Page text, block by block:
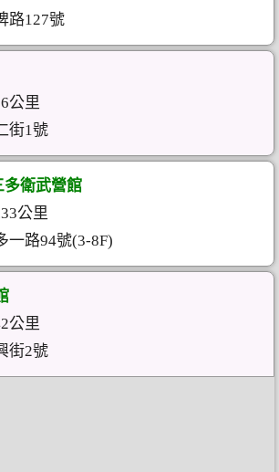
路127號
公里
街1號
多衛武營館
公里
一路94號(3-8F)
公里
街2號